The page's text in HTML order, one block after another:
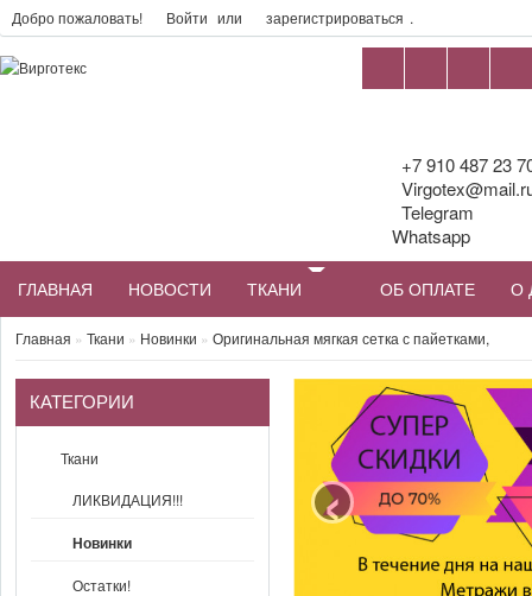
Добро пожаловать! Войти или зарегистрироваться .
+7 910 487 23
Telegram
Whatsapp
ГЛАВНАЯ НОВОСТИ ТКАНИ ОБ ОПЛАТЕ О
Главная » Ткани » Новинки » Оригинальная мягкая сетка с пайетками,
КАТЕГОРИИ
Ткани
ЛИКВИДАЦИЯ!!!
Новинки
Остатки!
‹